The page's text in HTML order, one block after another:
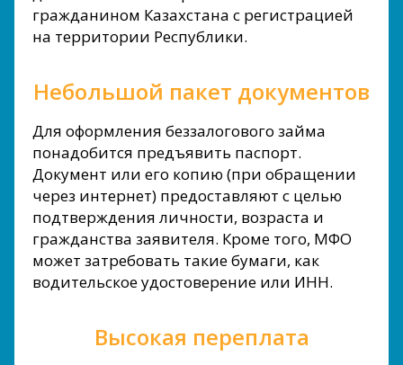
гражданином Казахстана с регистрацией
на территории Республики.
Небольшой пакет документов
Для оформления беззалогового займа
понадобится предъявить паспорт.
Документ или его копию (при обращении
через интернет) предоставляют с целью
подтверждения личности, возраста и
гражданства заявителя. Кроме того, МФО
может затребовать такие бумаги, как
водительское удостоверение или ИНН.
Высокая переплата